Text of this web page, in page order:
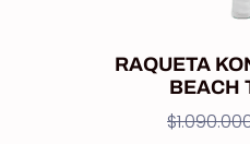
RAQUETA
BEACH
$